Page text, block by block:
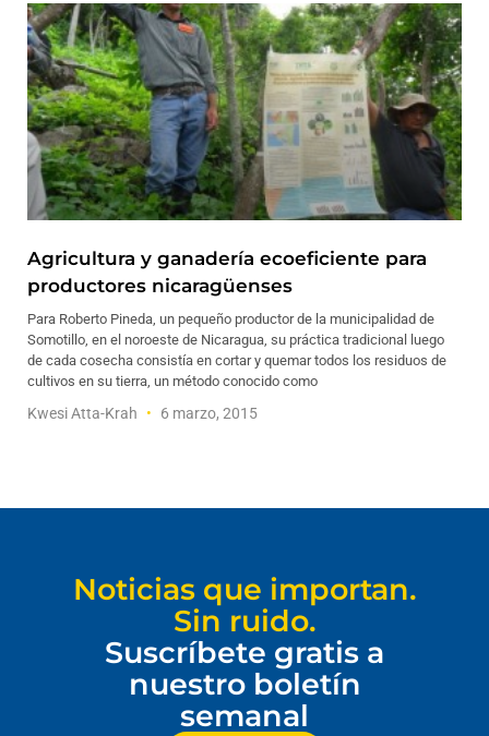
Agricultura y ganadería ecoeficiente para
productores nicaragüenses
Para Roberto Pineda, un pequeño productor de la municipalidad de
Somotillo, en el noroeste de Nicaragua, su práctica tradicional luego
de cada cosecha consistía en cortar y quemar todos los residuos de
cultivos en su tierra, un método conocido como
Kwesi Atta-Krah 6 marzo, 2015
Noticias que importan.
Sin ruido.
Suscríbete gratis a
nuestro boletín
semanal